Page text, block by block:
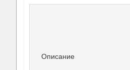
Описание